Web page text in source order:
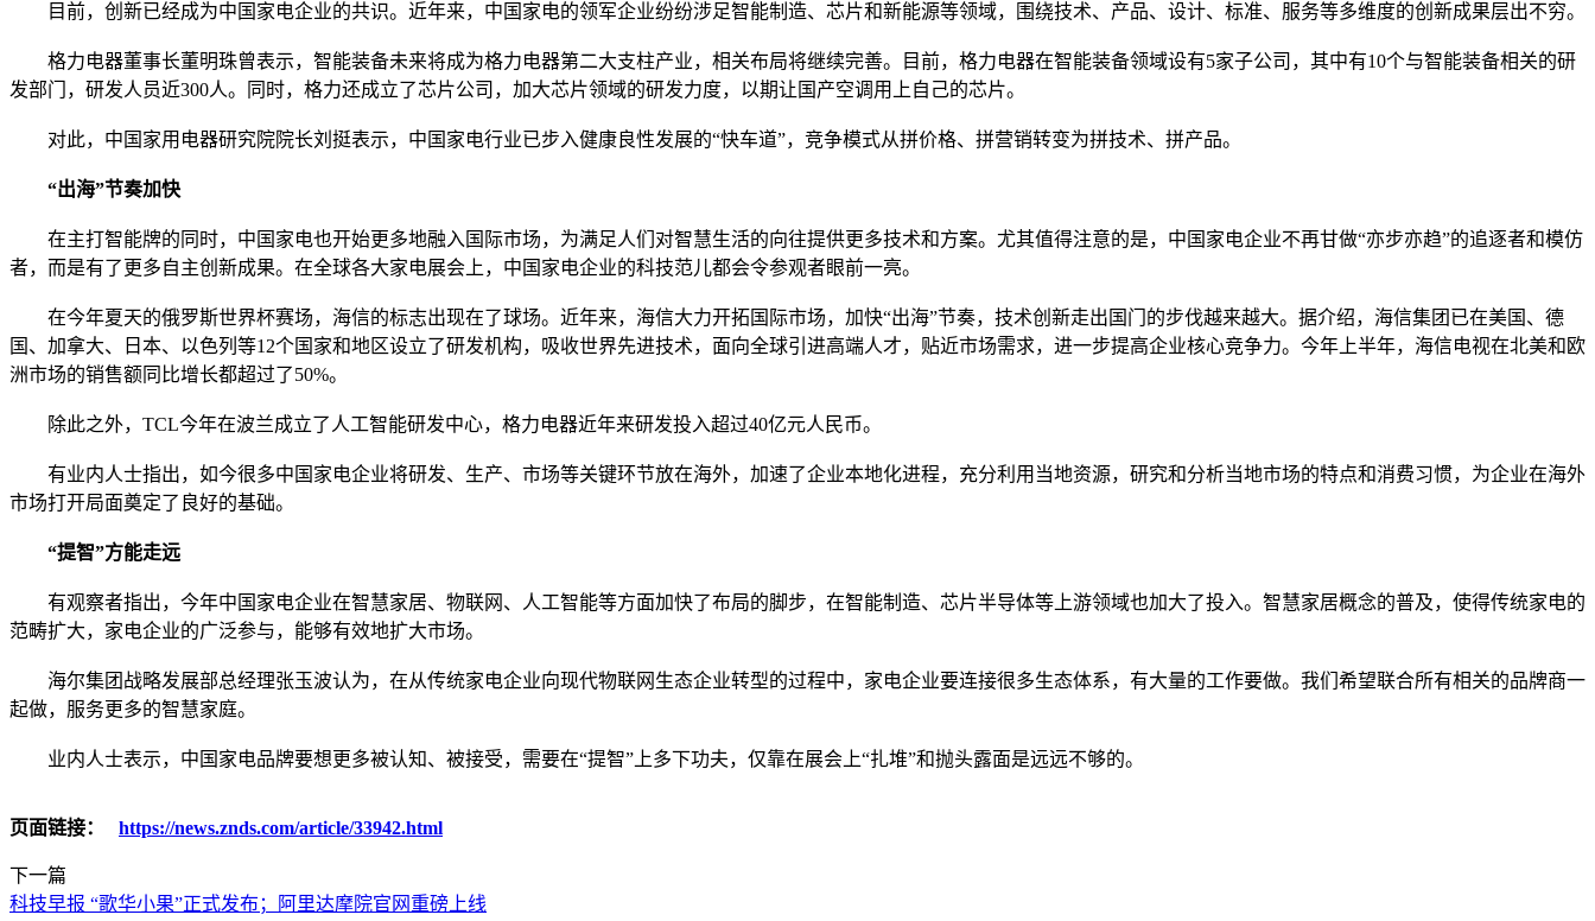
目前，创新已经成为中国家电企业的共识。近年来，中国家电的领军企业纷纷涉足智能制造、芯片和新能源等领域，围绕技术、产品、设计、标准、服务等多维度的创新成果层出不穷。
格力电器董事长董明珠曾表示，智能装备未来将成为格力电器第二大支柱产业，相关布局将继续完善。目前，格力电器在智能装备领域设有5家子公司，其中有10个与智能装备相关的研
发部门，研发人员近300人。同时，格力还成立了芯片公司，加大芯片领域的研发力度，以期让国产空调用上自己的芯片。
对此，中国家用电器研究院院长刘挺表示，中国家电行业已步入健康良性发展的“快车道”，竞争模式从拼价格、拼营销转变为拼技术、拼产品。
“出海”节奏加快
在主打智能牌的同时，中国家电也开始更多地融入国际市场，为满足人们对智慧生活的向往提供更多技术和方案。尤其值得注意的是，中国家电企业不再甘做“亦步亦趋”的追逐者和模仿
者，而是有了更多自主创新成果。在全球各大家电展会上，中国家电企业的科技范儿都会令参观者眼前一亮。
在今年夏天的俄罗斯世界杯赛场，海信的标志出现在了球场。近年来，海信大力开拓国际市场，加快“出海”节奏，技术创新走出国门的步伐越来越大。据介绍，海信集团已在美国、德
国、加拿大、日本、以色列等12个国家和地区设立了研发机构，吸收世界先进技术，面向全球引进高端人才，贴近市场需求，进一步提高企业核心竞争力。今年上半年，海信电视在北美和欧
洲市场的销售额同比增长都超过了50%。
除此之外，TCL今年在波兰成立了人工智能研发中心，格力电器近年来研发投入超过40亿元人民币。
有业内人士指出，如今很多中国家电企业将研发、生产、市场等关键环节放在海外，加速了企业本地化进程，充分利用当地资源，研究和分析当地市场的特点和消费习惯，为企业在海外
市场打开局面奠定了良好的基础。
“提智”方能走远
有观察者指出，今年中国家电企业在智慧家居、物联网、人工智能等方面加快了布局的脚步，在智能制造、芯片半导体等上游领域也加大了投入。智慧家居概念的普及，使得传统家电的
范畴扩大，家电企业的广泛参与，能够有效地扩大市场。
海尔集团战略发展部总经理张玉波认为，在从传统家电企业向现代物联网生态企业转型的过程中，家电企业要连接很多生态体系，有大量的工作要做。我们希望联合所有相关的品牌商一
起做，服务更多的智慧家庭。
业内人士表示，中国家电品牌要想更多被认知、被接受，需要在“提智”上多下功夫，仅靠在展会上“扎堆”和抛头露面是远远不够的。
页面链接： https://news.znds.com/article/33942.html
下一篇
科技早报 “歌华小果”正式发布；阿里达摩院官网重磅上线